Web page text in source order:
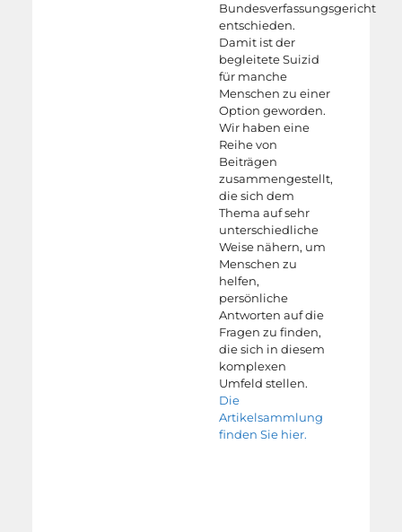
Bundesverfassungsgericht
entschieden.
Damit ist der
begleitete Suizid
für manche
Menschen zu einer
Option geworden.
Wir haben eine
Reihe von
Beiträgen
zusammengestellt,
die sich dem
Thema auf sehr
unterschiedliche
Weise nähern, um
Menschen zu
helfen,
persönliche
Antworten auf die
Fragen zu finden,
die sich in diesem
komplexen
Umfeld stellen.
Die
Artikelsammlung
finden Sie hier.